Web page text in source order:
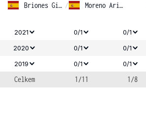
Briones Ginesta / Moreno Arias
2021 0/1 0/1
2020 0/1 0/1
2019 0/1 0/1
Celkem
1/11 1/8